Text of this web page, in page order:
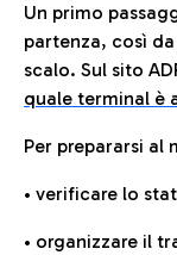
Un primo
partenza, così
scalo. Sul sito
quale terminal è
Per prepararsi al
• verificare lo
• organizzare il